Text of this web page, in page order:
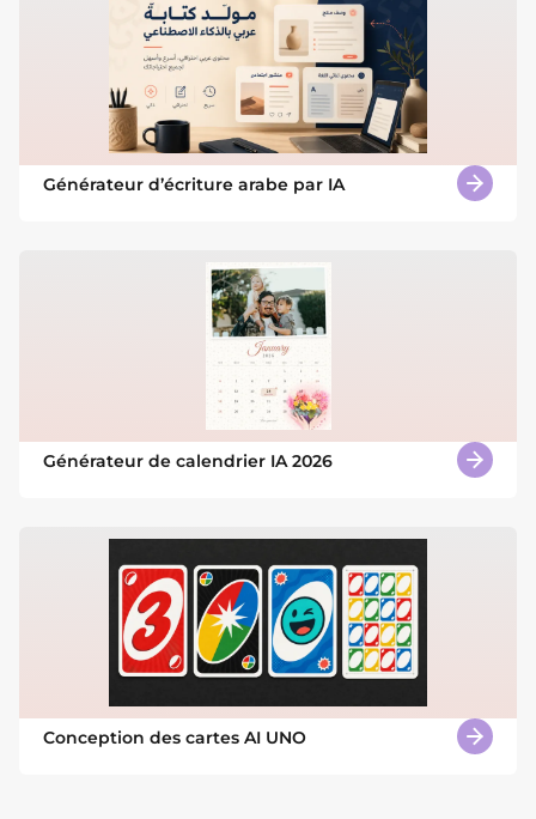
Générateur d’écriture arabe par IA
Générateur de calendrier IA 2026
Conception des cartes AI UNO